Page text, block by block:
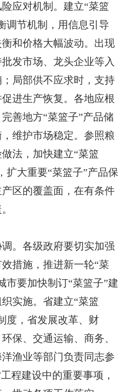
对机制。建立“菜篮
调节机制，用信息引导
和价格大幅波动。出现
发市场、龙头企业等入
局部供不应求时，支持
进生产恢复。各地应根
善地方“菜篮子”产品储
维护市场稳定。参照粮
法，加快建立“菜篮
扩大重要“菜篮子”产品保
区的覆盖面，在有条件
。各级政府要切实加强
措施，推进新一轮“菜
市要加快制订“菜篮子”建
实施。省建立“菜篮
度，省发展改革、财
保、交通运输、商务、
渔业等部门负责同志参
程建设中的重要事项，